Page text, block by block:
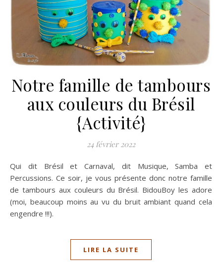
Notre famille de tambours
aux couleurs du Brésil
{Activité}
24 février 2022
Qui dit Brésil et Carnaval, dit Musique, Samba et
Percussions. Ce soir, je vous présente donc notre famille
de tambours aux couleurs du Brésil. BidouBoy les adore
(moi, beaucoup moins au vu du bruit ambiant quand cela
engendre !!!).
LIRE LA SUITE